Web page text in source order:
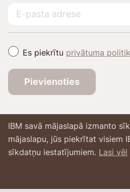
Es piekrītu privātuma
Pievienoties
IBM savā mājaslapā izmanto
mājaslapu, jūs piekrītat visiem
sīkdatņu iestatījumiem. Lasi vēl